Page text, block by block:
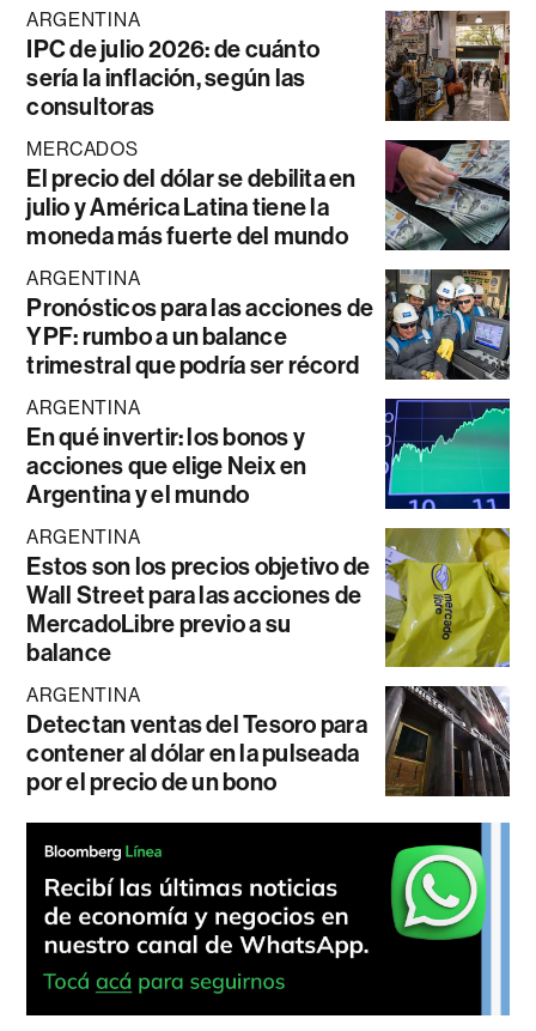
ARGENTINA
IPC de julio 2026: de cuánto
sería la inflación, según las
consultoras
MERCADOS
El precio del dólar se debilita en
julio y América Latina tiene la
moneda más fuerte del mundo
ARGENTINA
Pronósticos para las acciones de
YPF: rumbo a un balance
trimestral que podría ser récord
ARGENTINA
En qué invertir: los bonos y
acciones que elige Neix en
Argentina y el mundo
ARGENTINA
Estos son los precios objetivo de
Wall Street para las acciones de
MercadoLibre previo a su
balance
ARGENTINA
Detectan ventas del Tesoro para
contener al dólar en la pulseada
por el precio de un bono